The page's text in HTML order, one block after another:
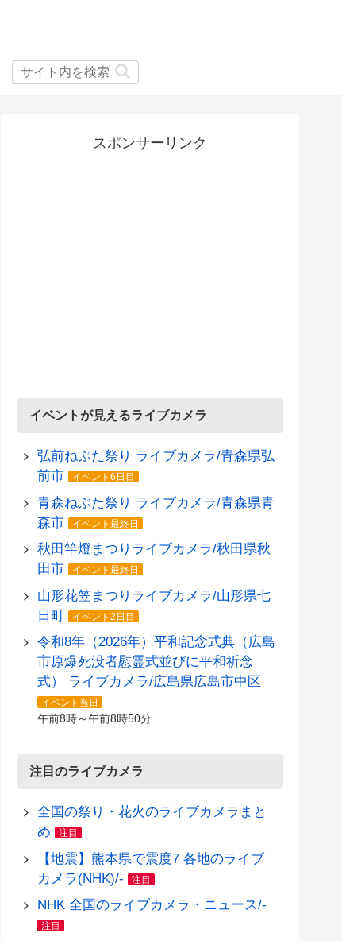
スポンサーリンク
イベントが見えるライブカメラ
弘前ねぷた祭り ライブカメラ/青森県弘
前市
イベント6日目
青森ねぶた祭り ライブカメラ/青森県青
森市
イベント最終日
秋田竿燈まつりライブカメラ/秋田県秋
田市
イベント最終日
山形花笠まつりライブカメラ/山形県七
日町
イベント2日目
令和8年（2026年）平和記念式典（広島
市原爆死没者慰霊式並びに平和祈念
式） ライブカメラ/広島県広島市中区
イベント当日
午前8時～午前8時50分
注目のライブカメラ
全国の祭り・花火のライブカメラまと
め
注目
【地震】熊本県で震度7 各地のライブ
カメラ(NHK)/-
注目
NHK 全国のライブカメラ・ニュース/-
注目